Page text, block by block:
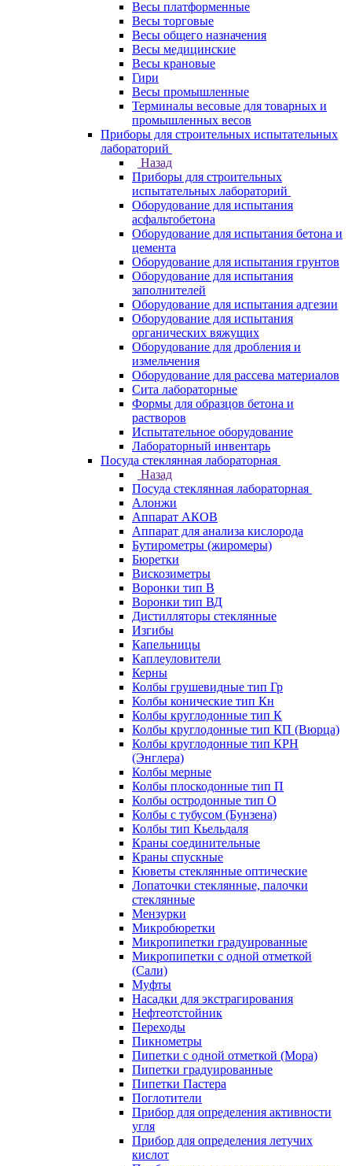
Весы платформенные
Весы торговые
Весы общего назначения
Весы медицинские
Весы крановые
Гири
Весы промышленные
Терминалы весовые для товарных и
промышленных весов
Приборы для строительных испытательных
лабораторий
Назад
Приборы для строительных
испытательных лабораторий
Оборудование для испытания
асфальтобетона
Оборудование для испытания бетона и
цемента
Оборудование для испытания грунтов
Оборудование для испытания
заполнителей
Оборудование для испытания адгезии
Оборудование для испытания
органических вяжущих
Оборудование для дробления и
измельчения
Оборудование для рассева материалов
Сита лабораторные
Формы для образцов бетона и
растворов
Испытательное оборудование
Лабораторный инвентарь
Посуда стеклянная лабораторная
Назад
Посуда стеклянная лабораторная
Алонжи
Аппарат АКОВ
Аппарат для анализа кислорода
Бутирометры (жиромеры)
Бюретки
Вискозиметры
Воронки тип В
Воронки тип ВД
Дистилляторы стеклянные
Изгибы
Капельницы
Каплеуловители
Керны
Колбы грушевидные тип Гр
Колбы конические тип Кн
Колбы круглодонные тип К
Колбы круглодонные тип КП (Вюрца)
Колбы круглодонные тип КРН
(Энглера)
Колбы мерные
Колбы плоскодонные тип П
Колбы остродонные тип О
Колбы с тубусом (Бунзена)
Колбы тип Кьельдаля
Краны соединительные
Краны спускные
Кюветы стеклянные оптические
Лопаточки стеклянные, палочки
стеклянные
Мензурки
Микробюретки
Микропипетки градуированные
Микропипетки с одной отметкой
(Сали)
Муфты
Насадки для экстрагирования
Нефтеотстойник
Переходы
Пикнометры
Пипетки с одной отметкой (Мора)
Пипетки градуированные
Пипетки Пастера
Поглотители
Прибор для определения активности
угля
Прибор для определения летучих
кислот